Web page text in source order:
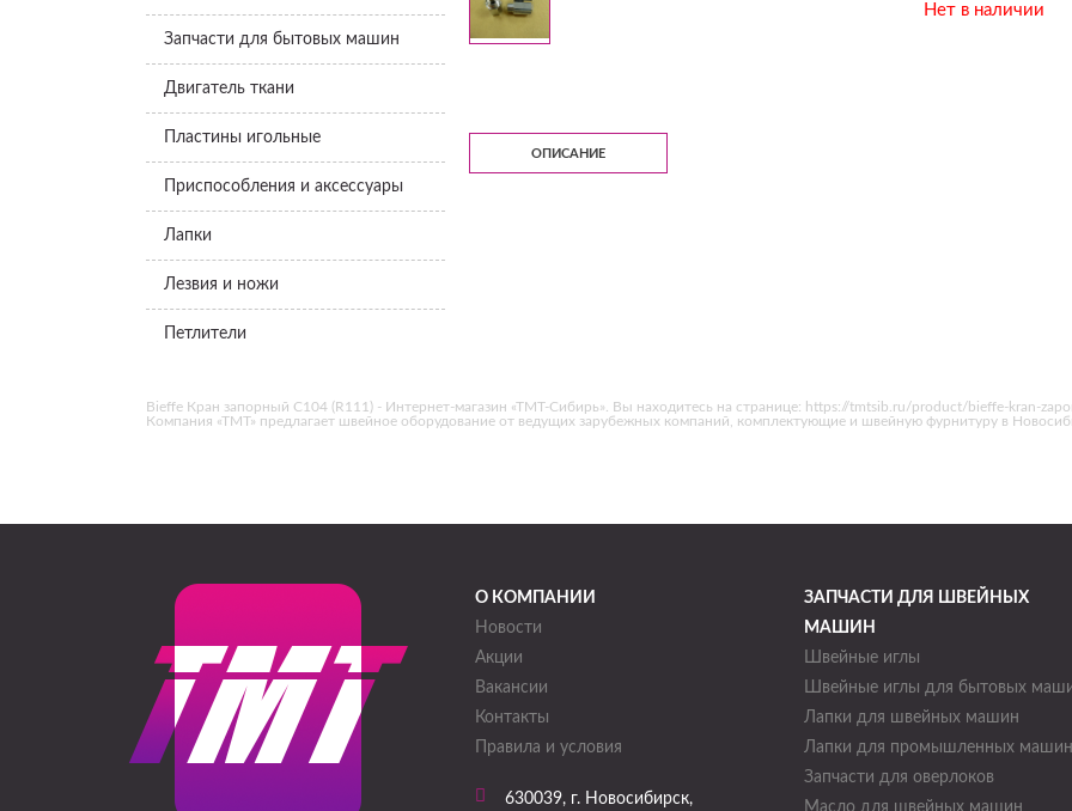
Запчасти для бытовых машин
Двигатель ткани
Пластины игольные
Приспособления и аксессуары
Лапки
Лезвия и ножи
Петлители
Нет в наличии
ОПИСАНИЕ
Bieffe Кран запорный C104 (R111) - Интернет-магазин «ТМТ-Сибирь». Вы находитесь на странице: https://tmtsib.ru/product/bieffe-kran-
Компания «ТМТ» предлагает швейное оборудование от ведущих зарубежных компаний, комплектующие и швейную фурнитуру в
О КОМПАНИИ
Новости
Акции
Вакансии
Контакты
Правила и условия
630039, г. Новосибирск,
ЗАПЧАСТИ ДЛЯ ШВЕЙНЫХ
МАШИН
Швейные иглы
Швейные иглы для бытовых
Лапки для швейных машин
Лапки для промышленных машин
Запчасти для оверлоков
Масло для швейных машин